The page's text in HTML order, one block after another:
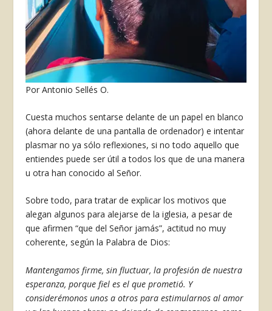
Por Antonio Sellés O.
Cuesta muchos sentarse delante de un papel en blanco
(ahora delante de una pantalla de ordenador) e intentar
plasmar no ya sólo reflexiones, si no todo aquello que
entiendes puede ser útil a todos los que de una manera
u otra han conocido al Señor.
Sobre todo, para tratar de explicar los motivos que
alegan algunos para alejarse de la iglesia, a pesar de
que afirmen “que del Señor jamás”, actitud no muy
coherente, según la Palabra de Dios:
Mantengamos firme, sin fluctuar, la profesión de nuestra
esperanza, porque fiel es el que prometió. Y
considerémonos unos a otros para estimularnos al amor